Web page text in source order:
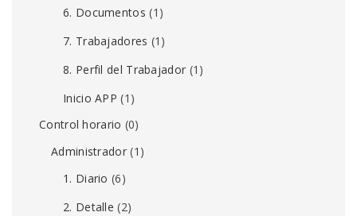
6. Documentos (1)
7. Trabajadores (1)
8. Perfil del Trabajador (1)
Inicio APP (1)
Control horario (0)
Administrador(1)
1. Diario (6)
2. Detalle (2)